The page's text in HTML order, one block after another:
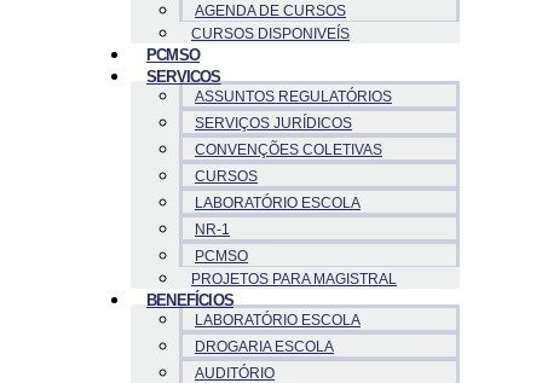
AGENDA DE CURSOS
CURSOS DISPONIVEÍS
PCMSO
SERVICOS
ASSUNTOS REGULATÓRIOS
SERVIÇOS JURÍDICOS
CONVENÇÕES COLETIVAS
CURSOS
LABORATÓRIO ESCOLA
NR-1
PCMSO
PROJETOS PARA MAGISTRAL
BENEFÍCIOS
LABORATÓRIO ESCOLA
DROGARIA ESCOLA
AUDITÓRIO